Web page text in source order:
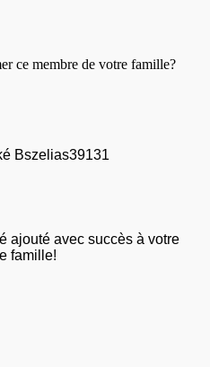
ce membre de votre famille?
Bszelias39131
ajouté avec succès à votre
famille!